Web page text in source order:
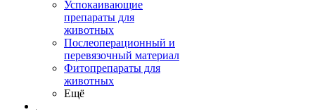
Успокаивающие
препараты для
животных
Послеоперационный и
перевязочный материал
Фитопрепараты для
животных
Ещё